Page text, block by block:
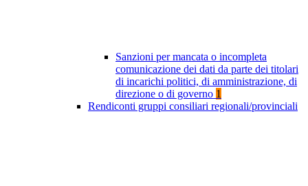
Sanzioni per mancata o incompleta
comunicazione dei dati da parte dei titolari
di incarichi politici, di amministrazione, di
direzione o di governo 1
Rendiconti gruppi consiliari regionali/provinciali